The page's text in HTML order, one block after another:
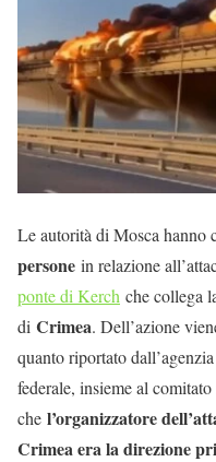
Le autorità di Mosca hanno
persone in relazione
ponte di Kerch che collega
di Crimea. Dell’azione
quanto riportato
federale, insieme al
che l’organizzatore
Crimea era la direzione